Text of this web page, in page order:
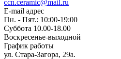
ccn.ceramic@mail.ru
E-mail адрес
Пн. - Пят.: 10:00-19:00
Суббота 10.00-18.00
Воскресенье-выходной
График работы
ул. Стара-Загора, 29а.